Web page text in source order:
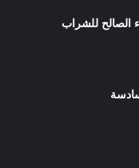
الصالح للشراب